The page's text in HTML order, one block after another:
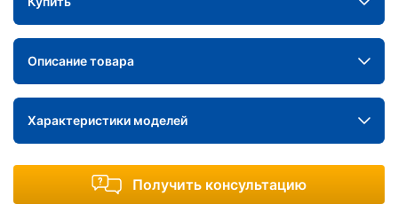
Описание товара
Характеристики моделей
Получить консультацию